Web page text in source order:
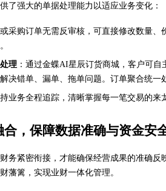
了强大的单据处理能力以适应业务变化：
或采购订单无需反审核，可直接修改数量
理 ：通过金蝶AI星辰订货商城，客户可
决错单、漏单、拖单问题。订单聚合统一
持业务全程追踪，清晰掌握每一笔交易的来
，保障数据准确与资金安
务紧密衔接，才能确保经营成果的准确
藩篱，实现业财一体化管理。